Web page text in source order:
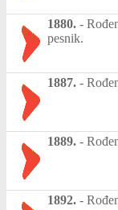
1880. -
pesnik.
1887. -
1889. -
1892. -